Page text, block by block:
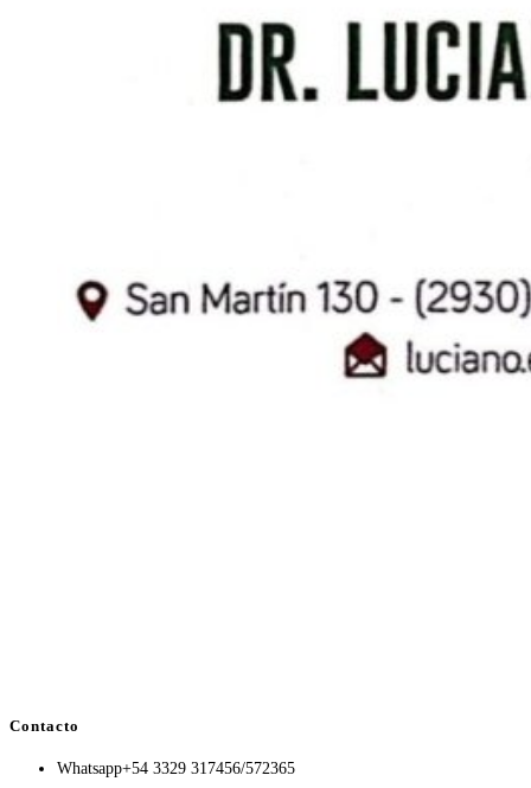
Contacto
Whatsapp+54 3329 317456/572365